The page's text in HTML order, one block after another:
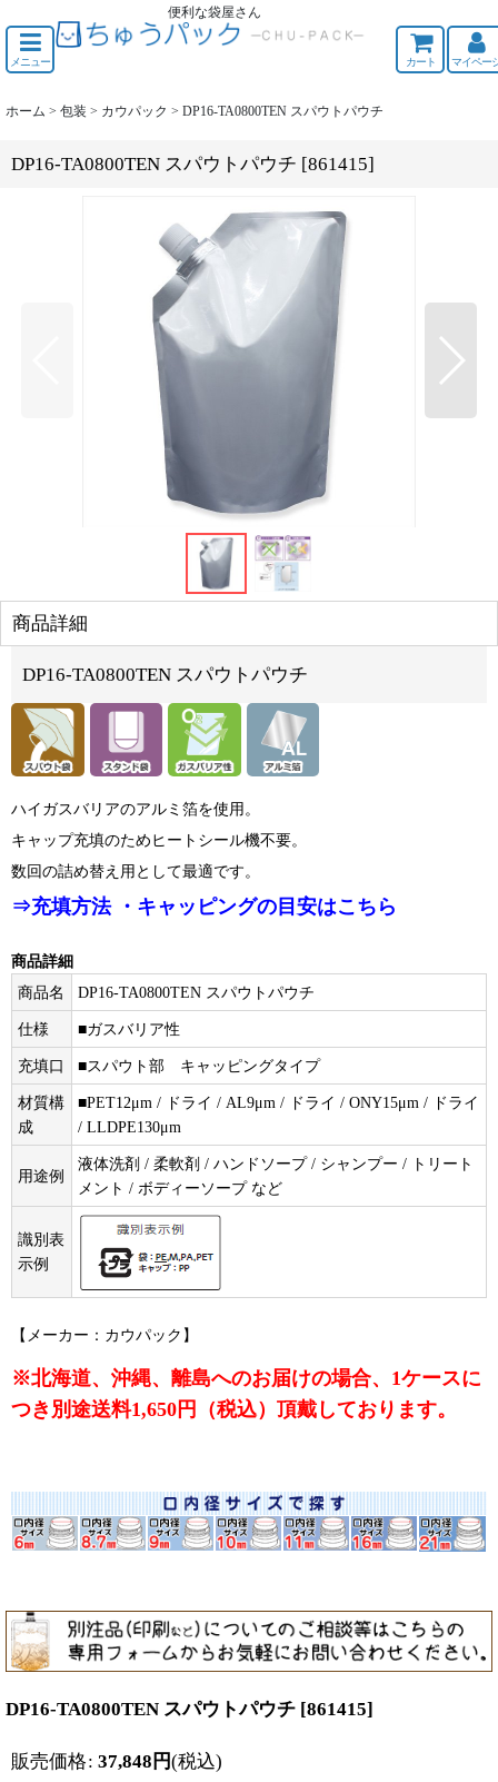
便利な袋屋さん
メニュー カート マイペー
ホーム > 包装 > カウパック > DP16-TA0800TEN スパウトパウチ
DP16-TA0800TEN スパウトパウチ [861415]
商品詳細
DP16-TA0800TEN スパウトパウチ
ハイガスバリアのアルミ箔を使用。
キャップ充填のためヒートシール機不要。
数回の詰め替え用として最適です。
⇒充填方法 ・キャッピングの目安はこちら
商品詳細
商品名
DP16-TA0800TEN スパウトパウチ
仕様 ■ガスバリア性
充填口 ■スパウト部 キャッピングタイプ
材質構
成
■PET12μm / ドライ / AL9μm / ドライ / ONY15μm / ドライ
/ LLDPE130μm
用途例
液体洗剤 / 柔軟剤 / ハンドソープ / シャンプー / トリート
メント / ボディーソープ など
識別表
示例
【メーカー：カウパック】
※北海道、沖縄、離島へのお届けの場合、1ケースに
つき別途送料1,650円（税込）頂戴しております。
DP16-TA0800TEN スパウトパウチ [861415]
販売価格: 37,848 円(税込)